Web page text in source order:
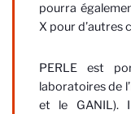
pourra
X pour d’autres
PERLE est
laboratoires de
et le GANIL).